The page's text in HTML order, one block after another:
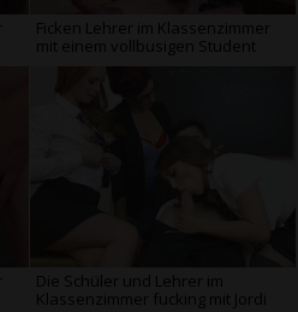
Ficken Lehrer im Klassenzimmer
mit einem vollbusigen Student
Die Schüler und Lehrer im
Klassenzimmer fucking mit Jordi